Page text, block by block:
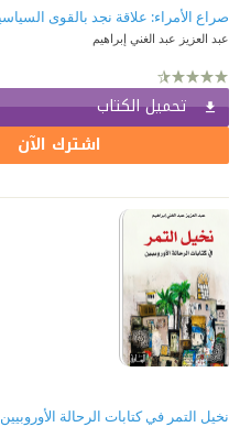
عبد العزيز عبد الغني إبراهيم
تحميل الكتاب
اشترك الآن
نخيل التمر في كتابات الرحالة الأوروبيين